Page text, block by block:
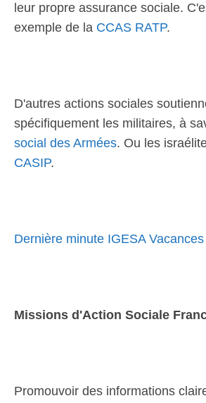
leur propre assurance sociale.
exemple de la CCAS RATP.
D'autres actions sociales
spécifiquement les militaires, à
social des Armées. Ou les
CASIP.
Dernière minute IGESA Vacances
Missions d'Action Sociale
Promouvoir des informations